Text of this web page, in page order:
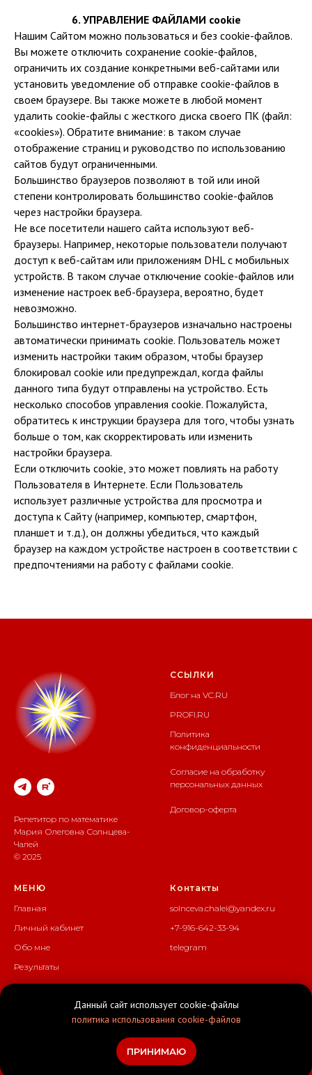
6. УПРАВЛЕНИЕ ФАЙЛАМИ cookie
Нашим Сайтом можно пользоваться и без cookie-файлов.
Вы можете отключить сохранение cookie-файлов,
ограничить их создание конкретными веб-сайтами или
установить уведомление об отправке cookie-файлов в
своем браузере. Вы также можете в любой момент
удалить cookie-файлы с жесткого диска своего ПК (файл:
«cookies»). Обратите внимание: в таком случае
отображение страниц и руководство по использованию
сайтов будут ограниченными.
Большинство браузеров позволяют в той или иной
степени контролировать большинство cookie-файлов
через настройки браузера.
Не все посетители нашего сайта используют веб-
браузеры. Например, некоторые пользователи получают
доступ к веб-сайтам или приложениям DHL с мобильных
устройств. В таком случае отключение cookie-файлов или
изменение настроек веб-браузера, вероятно, будет
невозможно.
Большинство интернет-браузеров изначально настроены
автоматически принимать cookie. Пользователь может
изменить настройки таким образом, чтобы браузер
блокировал cookie или предупреждал, когда файлы
данного типа будут отправлены на устройство. Есть
несколько способов управления cookie. Пожалуйста,
обратитесь к инструкции браузера для того, чтобы узнать
больше о том, как скорректировать или изменить
настройки браузера.
Если отключить cookie, это может повлиять на работу
Пользователя в Интернете. Если Пользователь
использует различные устройства для просмотра и
доступа к Сайту (например, компьютер, смартфон,
планшет и т.д.), он должны убедиться, что каждый
браузер на каждом устройстве настроен в соответствии с
предпочтениями на работу с файлами cookie.
Отзывы Окна
Репетитор по математике
Мария Олеговна Солнцева-
Чалей
© 2025
ССЫЛКИ
Блог на VC.RU
PROFI.RU
Политика
конфиденциальности
Согласие на обработку
персональных данных
Договор-оферта
МЕНЮ
Главная
Личный кабинет
Обо мне
Результаты
Методика
Оставить отзыв
Контакты
solnceva.chalei@yandex.ru
+7-916-642-33-94
telegram
Данный сайт использует cookie-файлы
политика использования cookie-файлов
ПРИНИМАЮ